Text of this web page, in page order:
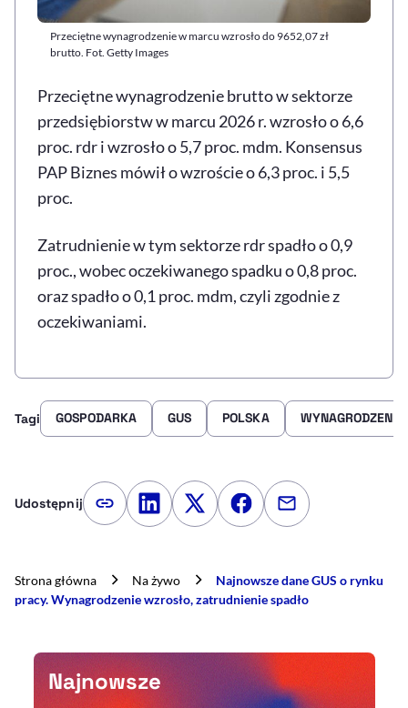
Przeciętne wynagrodzenie w marcu wzrosło do 9652,07 zł
brutto. Fot. Getty Images
Przeciętne wynagrodzenie brutto w sektorze
przedsiębiorstw w marcu 2026 r. wzrosło o 6,6
proc. rdr i wzrosło o 5,7 proc. mdm. Konsensus
PAP Biznes mówił o wzroście o 6,3 proc. i 5,5
proc.
Zatrudnienie w tym sektorze rdr spadło o 0,9
proc., wobec oczekiwanego spadku o 0,8 proc.
oraz spadło o 0,1 proc. mdm, czyli zgodnie z
oczekiwaniami.
Najnowsze
Tagi GOSPODARKA GUS POLSKA WYNAGRODZENIA
Udostępnij Kopiuj link artykułu
Udostępnij na LinkedIn
Udostępnij na Twitterze
Udostępnij na
Udostępnij
Strona główna Na żywo
Najnowsze dane GUS o rynku
pracy. Wynagrodzenie wzrosło, zatrudnienie spadło